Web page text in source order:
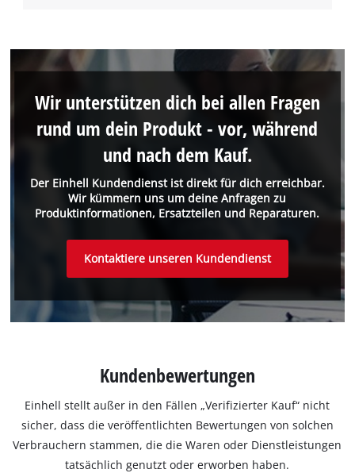
Der Einhell Kundendienst ist direkt für dich erreichbar.
Wir kümmern uns um deine Anfragen zu
Produktinformationen, Ersatzteilen und Reparaturen.
Wir unterstützen dich bei allen Fragen
rund um dein Produkt - vor, während
und nach dem Kauf.
Kontaktiere unseren Kundendienst
Kundenbewertungen
Einhell stellt außer in den Fällen „Verifizierter Kauf“ nicht
sicher, dass die veröffentlichten Bewertungen von solchen
Verbrauchern stammen, die die Waren oder Dienstleistungen
tatsächlich genutzt oder erworben haben.